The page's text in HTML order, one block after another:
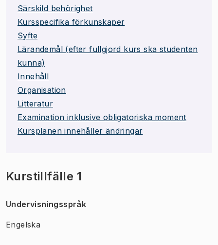
Särskild behörighet
Kursspecifika förkunskaper
Syfte
Lärandemål (efter fullgjord kurs ska studenten
kunna)
Innehåll
Organisation
Litteratur
Examination inklusive obligatoriska moment
Kursplanen innehåller ändringar
Kurstillfälle 1
Undervisningsspråk
Engelska